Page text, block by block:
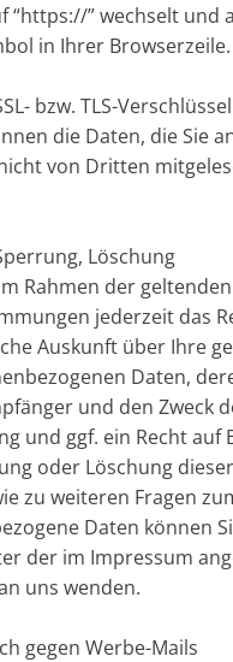
“https://” wechselt und
in Ihrer Browserzeile.
bzw. TLS-
die Daten, die Sie
von Dritten
Löschung
Rahmen der
jederzeit das
Auskunft über Ihre
Daten,
und den Zweck
und ggf. ein Recht auf
oder Löschung
zu weiteren Fragen
Daten können
der im Impressum
uns wenden.
gegen Werbe-Mails